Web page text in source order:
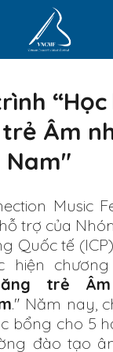
Âm
Nam"
Music
trợ của
Quốc tế
hiện
trẻ
." Năm nay,
bổng cho 5
đào tạo